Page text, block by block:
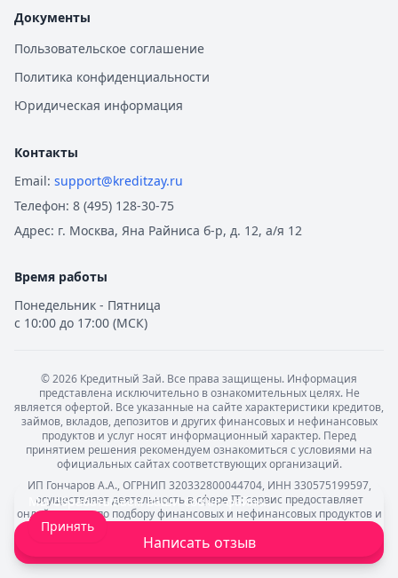
Написать отзыв
Документы
Пользовательское соглашение
Политика конфиденциальности
Юридическая информация
Контакты
Email: support@kreditzay.ru
Телефон: 8 (495) 128-30-75
Адрес: г. Москва, Яна Райниса б-р, д. 12, а/я 12
Время работы
Понедельник - Пятница
с 10:00 до 17:00 (МСК)
©2026 Кредитный Зай. Все права защищены. Информация
представлена исключительно в ознакомительных целях. Не
является офертой. Все указанные на сайте характеристики кредитов,
займов, вкладов, депозитов и других финансовых и нефинансовых
продуктов и услуг носят информационный характер. Перед
принятием решения рекомендуем ознакомиться с условиями на
официальных сайтах соответствующих организаций.
ИП Гончаров А.А., ОГРНИП 320332800044704, ИНН 330575199597,
осуществляет деятельность в сфере IT: сервис предоставляет
онлайн-услуги по подбору финансовых и нефинансовых продуктов и
услуг. Мы используем файлы cookie для того, чтобы предоставить
пользователям больше возможностей при посещении сайта
kreditzay.ru.Подробнее об условиях использования.
Мы обрабатываем ваши cookie-файлы.
Принять